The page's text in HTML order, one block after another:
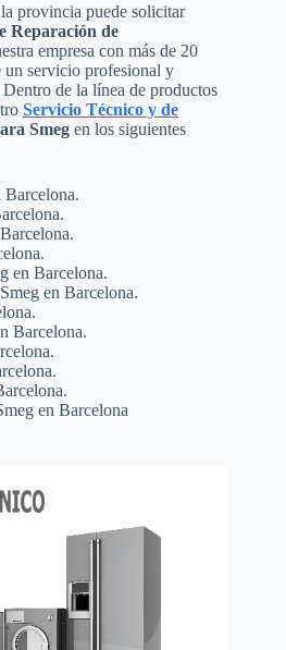
provincia puede solicitar
Reparación de
empresa con más de 20
un servicio profesional y
de la línea de productos
Servicio Técnico y de
Smeg en los siguientes
Barcelona.
en Barcelona.
en Barcelona.
Barcelona.
en Barcelona